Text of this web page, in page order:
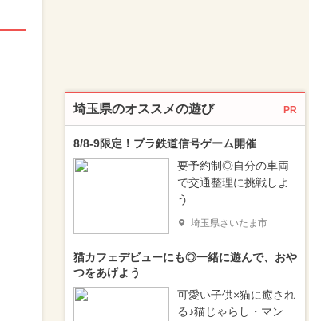
埼玉県のオススメの遊び PR
8/8-9限定！プラ鉄道信号ゲーム開催
要予約制◎自分の車両
で交通整理に挑戦しよ
う
埼玉県さいたま市
猫カフェデビューにも◎一緒に遊んで、おや
つをあげよう
可愛い子供×猫に癒され
る♪猫じゃらし・マン